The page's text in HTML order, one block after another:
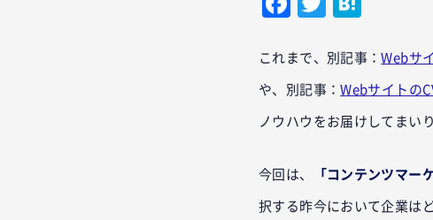
これまで、別記事：Webサ
や、別記事：Webサイトの
ノウハウをお届けしてまい
今回は、 「コンテンツマー
択する昨今において企業は